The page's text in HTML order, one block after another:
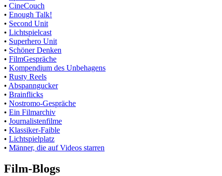
• CineCouch
• Enough Talk!
• Second Unit
• Lichtspielcast
• Superhero Unit
• Schöner Denken
• FilmGespräche
• Kompendium des Unbehagens
• Rusty Reels
• Abspanngucker
• Brainflicks
• Nostromo-Gespräche
• Ein Filmarchiv
• Journalistenfilme
• Klassiker-Faible
• Lichtspielplatz
• Männer, die auf Videos starren
Film-Blogs